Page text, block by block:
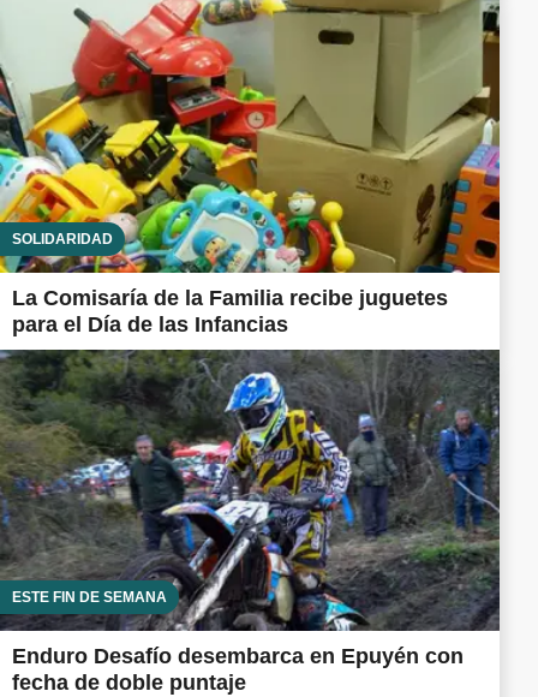
SOLIDARIDAD
La Comisaría de la Familia recibe juguetes
para el Día de las Infancias
ESTE FIN DE SEMANA
Enduro Desafío desembarca en Epuyén con
fecha de doble puntaje